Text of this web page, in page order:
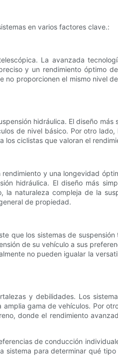
en varios factores clave.:
La avanzada
y un rendimiento óptimo
proporcionen el mismo nivel
hidráulica. El diseño
de nivel básico. Por otro
los ciclistas que valoran el
y una longevidad
hidráulica. El diseño más
naturaleza compleja de la
de propiedad.
que los sistemas de
de su vehículo a sus
no pueden igualar la
y debilidades. Los
gama de vehículos. Por
donde el rendimiento
de conducción
para determinar qué